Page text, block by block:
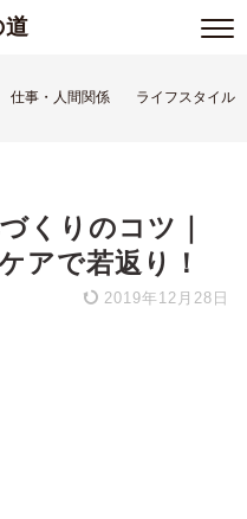
仕事・人間関係 ライフスタイル
くりのコツ｜
アで若返り！
2019年12月28日